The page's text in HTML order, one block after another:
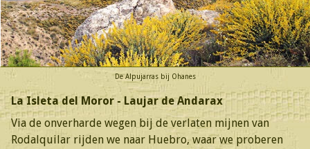
De Alpujarras bij Ohanes
La Isleta del Moror - Laujar de Andarax
Via de onverharde wegen bij de verlaten mijnen van
Rodalquilar rijden we naar Huebro, waar we proberen